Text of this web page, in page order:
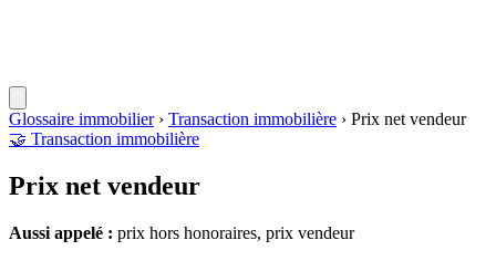
Glossaire immobilier› Transaction immobilière › Prix net vendeur
🤝 Transaction immobilière
Prix net vendeur
Aussi appelé : prix hors honoraires, prix vendeur